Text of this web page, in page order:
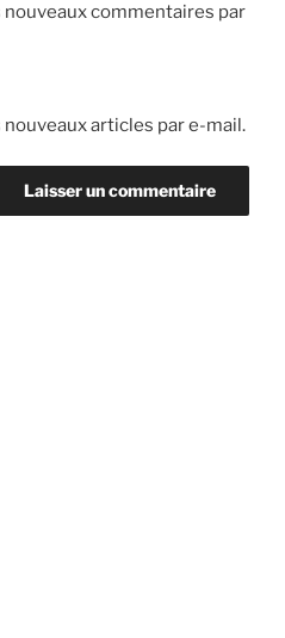
commentaires par
articles par e-mail.